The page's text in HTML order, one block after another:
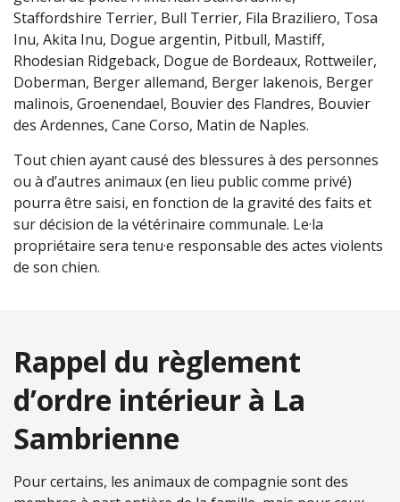
Staffordshire Terrier, Bull Terrier, Fila Braziliero, Tosa
Inu, Akita Inu, Dogue argentin, Pitbull, Mastiff,
Rhodesian Ridgeback, Dogue de Bordeaux, Rottweiler,
Doberman, Berger allemand, Berger lakenois, Berger
malinois, Groenendael, Bouvier des Flandres, Bouvier
des Ardennes, Cane Corso, Matin de Naples.
Tout chien ayant causé des blessures à des personnes
ou à d’autres animaux (en lieu public comme privé)
pourra être saisi, en fonction de la gravité des faits et
sur décision de la vétérinaire communale. Le·la
propriétaire sera tenu·e responsable des actes violents
de son chien.
Rappel du règlement
d’ordre intérieur à La
Sambrienne
Pour certains, les animaux de compagnie sont des